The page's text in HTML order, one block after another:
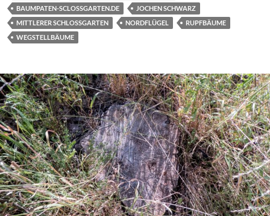
BAUMPATEN-SCLOSSGARTEN.DE
JOCHEN SCHWARZ
MITTLERER SCHLOSSGARTEN
NORDFLÜGEL
RUPFBÄUME
WEGSTELLBÄUME